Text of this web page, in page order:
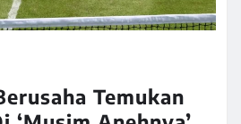
Temukan